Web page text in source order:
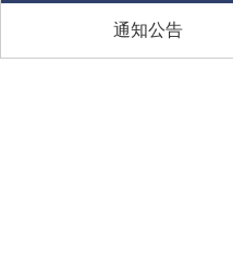
通知公告